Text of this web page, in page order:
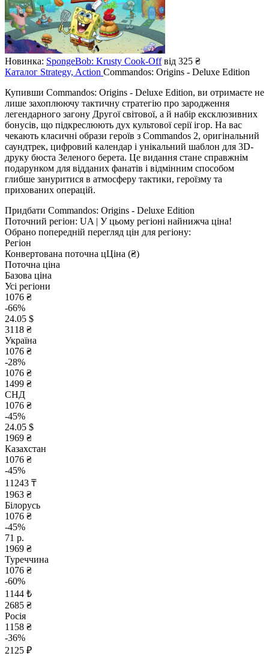
Новинка: SpongeBob: Krusty Cook-Offвід 325 ₴
Каталог Strategy, Action Commandos: Origins - Deluxe Edition
Купивши Commandos: Origins - Deluxe Edition, ви отримаєте не
лише захоплюючу тактичну стратегію про зародження
легендарного загону Другої світової, а й набір ексклюзивних
бонусів, що підкреслюють дух культової серії ігор. На вас
чекають класичні образи героїв з Commandos 2, оригінальний
саундтрек, цифровий календар і унікальний шаблон для 3D-
друку бюста Зеленого берета. Це видання стане справжнім
подарунком для відданих фанатів і відмінним способом
глибше зануритися в атмосферу тактики, героїзму та
прихованих операцій.
Придбати Commandos: Origins - Deluxe Edition
Поточний регіон: UA | У цьому регіоні найнижча ціна!
Обрано попередній перегляд цін для регіону:
Регіон
Конвертована поточна цЦіна (₴)
Поточна ціна
Базова ціна
Усі регіони
1076 ₴
-66%
24.05 $
3118 ₴
Україна
1076 ₴
-28%
1076 ₴
1499 ₴
СНД
1076 ₴
-45%
24.05 $
1969 ₴
Казахстан
1076 ₴
-45%
11243 ₸
1963 ₴
Білорусь
1076 ₴
-45%
71 р.
1969 ₴
Туреччина
1076 ₴
-60%
1144 ₺
2685 ₴
Росія
1158 ₴
-36%
2125 ₽